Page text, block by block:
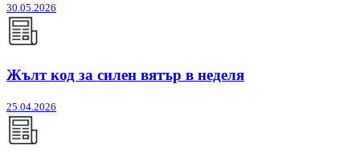
30.05.2026
Жълт код за силен вятър в неделя
25.04.2026